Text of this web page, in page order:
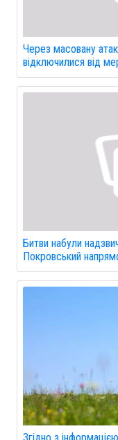
Через масовану
відключилися від
Битви набули
Покровський